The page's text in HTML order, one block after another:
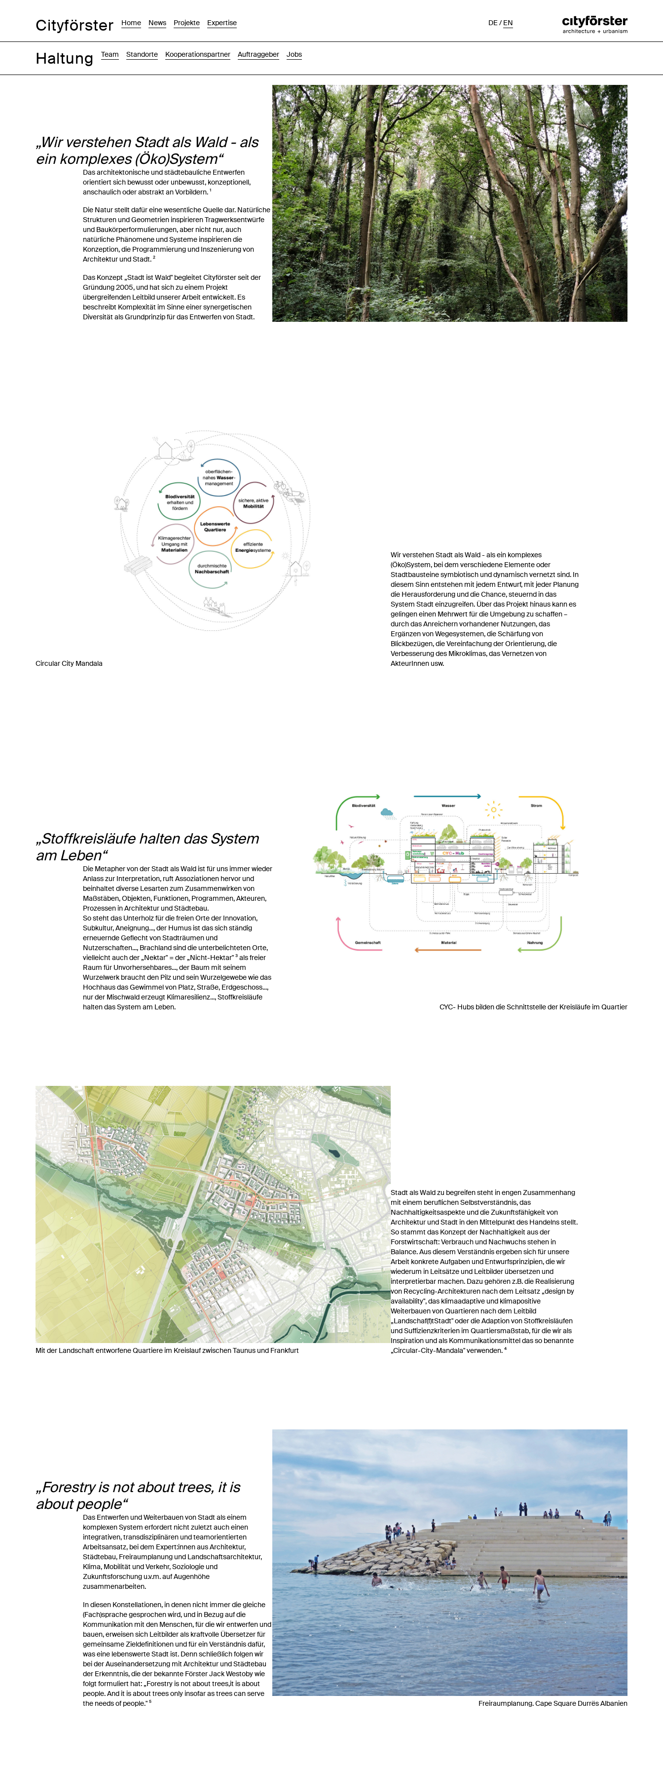
Cityförster Home News Projekte Expertise DE/EN
Haltung Team Standorte Kooperationspartner Auftraggeber Jobs
Wir verstehen Stadt als Wald - als
ein komplexes (Öko)System
Das architektonische und städtebauliche Entwerfen
orientiert sich bewusst oder unbewusst, konzeptionell,
anschaulich oder abstrakt an Vorbildern. ¹
Die Natur stellt dafür eine wesentliche Quelle dar. Natürliche
Strukturen und Geometrien inspirieren Tragwerksentwürfe
und Baukörperformulierungen, aber nicht nur, auch
natürliche Phänomene und Systeme inspirieren die
Konzeption, die Programmierung und Inszenierung von
Architektur und Stadt. ²
Das Konzept „Stadt ist Wald" begleitet Cityförster seit der
Gründung 2005, und hat sich zu einem Projekt
übergreifenden Leitbild unserer Arbeit entwickelt. Es
beschreibt Komplexität im Sinne einer synergetischen
Diversität als Grundprinzip für das Entwerfen von Stadt.
Wir verstehen Stadt als Wald - als ein komplexes
(Öko)System, bei dem verschiedene Elemente oder
Stadtbausteine symbiotisch und dynamisch vernetzt sind. In
diesem Sinn entstehen mit jedem Entwurf, mit jeder Planung
die Herausforderung und die Chance, steuernd in das
System Stadt einzugreifen. Über das Projekt hinaus kann es
gelingen einen Mehrwert für die Umgebung zu schaffen –
durch das Anreichern vorhandener Nutzungen, das
Ergänzen von Wegesystemen, die Schärfung von
Blickbezügen, die Vereinfachung der Orientierung, die
Verbesserung des Mikroklimas, das Vernetzen von
AkteurInnen usw.
Circular City Mandala
Stoffkreisläufe halten das System
am Leben
Die Metapher von der Stadt als Wald ist für uns immer wieder
Anlass zur Interpretation, ruft Assoziationen hervor und
beinhaltet diverse Lesarten zum Zusammenwirken von
Maßstäben, Objekten, Funktionen, Programmen, Akteuren,
Prozessen in Architektur und Städtebau.
So steht das Unterholz für die freien Orte der Innovation,
Subkultur, Aneignung..., der Humus ist das sich ständig
erneuernde Geflecht von Stadträumen und
Nutzerschaften..., Brachland sind die unterbelichteten Orte,
vielleicht auch der „Nektar" = der „Nicht-Hektar" ³ als freier
Raum für Unvorhersehbares..., der Baum mit seinem
Wurzelwerk braucht den Pilz und sein Wurzelgewebe wie das
Hochhaus das Gewimmel von Platz, Straße, Erdgeschoss...,
nur der Mischwald erzeugt Klimaresilienz..., Stoffkreisläufe
halten das System am Leben.
CYC- Hubs bilden die Schnittstelle der Kreisläufe im Quartier
Stadt als Wald zu begreifen steht in engen Zusammenhang
mit einem beruflichen Selbstverständnis, das
Nachhaltigkeitsaspekte und die Zukunftsfähigkeit von
Architektur und Stadt in den Mittelpunkt des Handelns stellt.
So stammt das Konzept der Nachhaltigkeit aus der
Forstwirtschaft: Verbrauch und Nachwuchs stehen in
Balance. Aus diesem Verständnis ergeben sich für unsere
Arbeit konkrete Aufgaben und Entwurfsprinzipien, die wir
wiederum in Leitsätze und Leitbilder übersetzen und
interpretierbar machen. Dazu gehören z.B. die Realisierung
von Recycling-Architekturen nach dem Leitsatz „design by
availability", das klimaadaptive und klimapositive
Weiterbauen von Quartieren nach dem Leitbild
„Landschaf(f)tStadt" oder die Adaption von Stoffkreisläufen
und Suffizienzkriterien im Quartiersmaßstab, für die wir als
Inspiration und als Kommunikationsmittel das so benannte
„Circular-City-Mandala" verwenden. ⁴
Mit der Landschaft entworfene Quartiere im Kreislauf zwischen Taunus und Frankfurt
Forestry is not about trees, it is
about people
Das Entwerfen und Weiterbauen von Stadt als einem
komplexen System erfordert nicht zuletzt auch einen
integrativen, transdisziplinären und teamorientierten
Arbeitsansatz, bei dem Expert:innen aus Architektur,
Städtebau, Freiraumplanung und Landschaftsarchitektur,
Klima, Mobilität und Verkehr, Soziologie und
Zukunftsforschung u.v.m. auf Augenhöhe
zusammenarbeiten.
In diesen Konstellationen, in denen nicht immer die gleiche
(Fach)sprache gesprochen wird, und in Bezug auf die
Kommunikation mit den Menschen, für die wir entwerfen und
bauen, erweisen sich Leitbilder als kraftvolle Übersetzer für
gemeinsame Zieldefinitionen und für ein Verständnis dafür,
was eine lebenswerte Stadt ist. Denn schließlich folgen wir
bei der Auseinandersetzung mit Architektur und Städtebau
der Erkenntnis, die der bekannte Förster Jack Westoby wie
folgt formuliert hat: „Forestry is not about trees,it is about
people. And it is about trees only insofar as trees can serve
the needs of people." ⁵
Freiraumplanung. Cape Square Durrës Albanien